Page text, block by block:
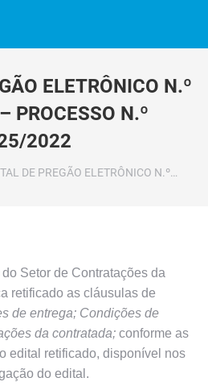
ELETRÔNICO N.º
PROCESSO N.º
2022
DE PREGÃO ELETRÔNICO N.º…
Setor de Contratações da
retificado as cláusulas de
de entrega; Condições de
da contratada; conforme as
edital retificado, disponível nos
do edital.